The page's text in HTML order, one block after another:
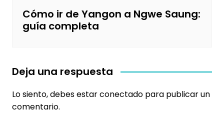
Cómo ir de Yangon a Ngwe Saung:
guía completa
Deja una respuesta
Lo siento, debes estarconectadopara publicar un
comentario.